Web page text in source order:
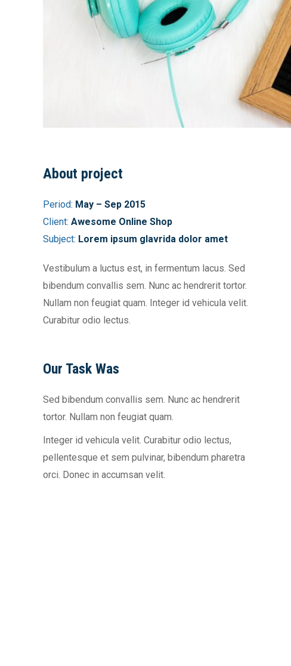
About project
Period: May – Sep 2015
Client: Awesome Online Shop
Subject: Lorem ipsum glavrida dolor amet
Vestibulum a luctus est, in fermentum lacus. Sed
bibendum convallis sem. Nunc ac hendrerit tortor.
Nullam non feugiat quam. Integer id vehicula velit.
Curabitur odio lectus.
Our Task Was
Sed bibendum convallis sem. Nunc ac hendrerit
tortor. Nullam non feugiat quam.
Integer id vehicula velit. Curabitur odio lectus,
pellentesque et sem pulvinar, bibendum pharetra
orci. Donec in accumsan velit.